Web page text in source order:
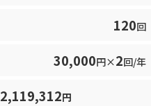
120回
30,000円×2回/年
2,119,312円